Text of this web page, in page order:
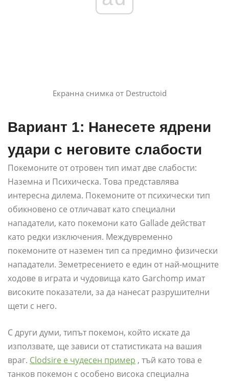
Екранна снимка от Destructoid
Вариант 1: Нанесете ядрени
удари с неговите слабости
Покемоните от отровен тип имат две слабости:
Наземна и Психическа. Това представлява
интересна дилема. Покемоните от психически тип
обикновено се отличават като специални
нападатели, като покемони като Gallade действат
като редки изключения. Междувременно
покемоните от наземен тип са предимно физически
нападатели. Земетресението е един от най-мощните
ходове в играта и чудовища като Garchomp имат
високите показатели, за да нанесат разрушителни
щети с него.
С други думи, типът покемон, който искате да
използвате, ще зависи от статистиката на вашия
враг. Clodsire е чудесен пример , тъй като това е
танков покемон с особено висока специална